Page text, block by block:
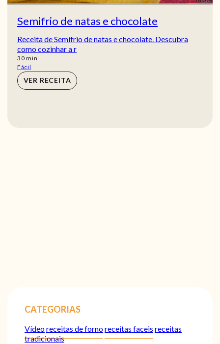
Semifrio de natas e chocolate
Receita de Semifrio de natas e chocolate. Descubra
como cozinhar a r
30min
min
Fácil
VER RECEITA
CATEGORIAS
Vídeoreceitas de fornoreceitas faceis receitas
tradicionais